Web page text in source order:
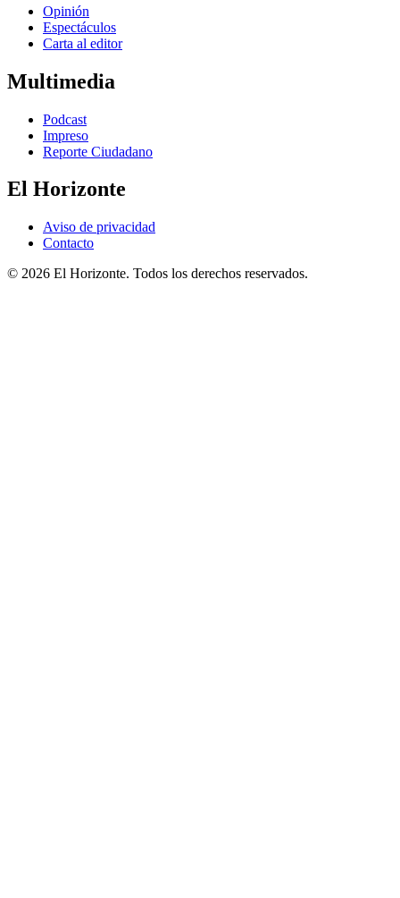
Opinión
Espectáculos
Carta al editor
Multimedia
Podcast
Impreso
Reporte Ciudadano
El Horizonte
Aviso de privacidad
Contacto
© 2026 El Horizonte. Todos los derechos reservados.